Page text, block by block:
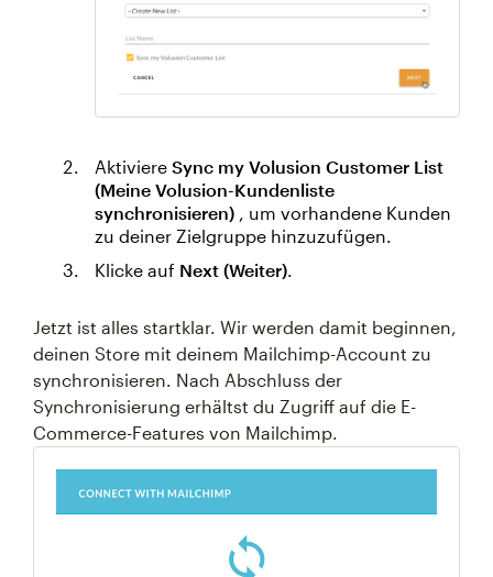
Aktiviere Sync my Volusion Customer List
(Meine Volusion-Kundenliste
synchronisieren) , um vorhandene Kunden
zu deiner Zielgruppe hinzuzufügen.
Klicke auf Next (Weiter).
Jetzt ist alles startklar. Wir werden damit beginnen,
deinen Store mit deinem Mailchimp-Account zu
synchronisieren. Nach Abschluss der
Synchronisierung erhältst du Zugriff auf die E-
Commerce-Features von Mailchimp.